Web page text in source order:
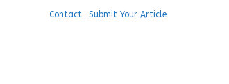
Contact Submit Your Article